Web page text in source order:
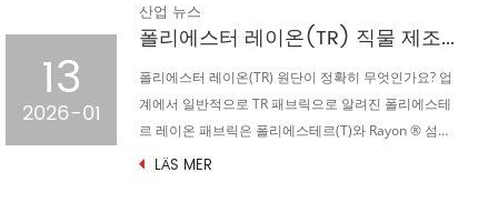
13
2026-01
산업 뉴스
폴리에스터 레이온(TR) 직물 제조업체 가이드: 이것이 글로벌 의류 시장을 지배하는 이유
폴리에스터 레이온(TR) 원단이 정확히 무엇인가요? 업
계에서 일반적으로 TR 패브릭으로 알려진 폴리에스테
르 레이온 패브릭은 폴리에스테르(T)와 Rayon ® 섬유
를...LÄS MER